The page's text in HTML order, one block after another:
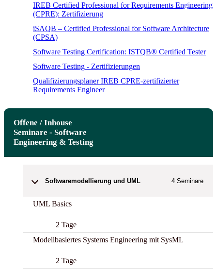
IREB Certified Professional for Requirements Engineering
(CPRE): Zertifizierung
iSAQB – Certified Professional for Software Architecture
(CPSA)
Software Testing Certification: ISTQB® Certified Tester
Software Testing - Zertifizierungen
Qualifizierungsplaner IREB CPRE-zertifizierter
Requirements Engineer
Offene / Inhouse
Seminare - Software
Engineering & Testing
Softwaremodellierung und UML 4 Seminare
UML Basics
2 Tage
Modellbasiertes Systems Engineering mit SysML
2 Tage